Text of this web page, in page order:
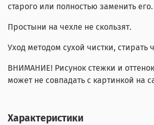
старого или полностью заменить его.
Простыни на чехле не скользят.
Уход методом сухой чистки, стирать
ВНИМАНИЕ! Рисунок стежки и
может не совпадать с картинкой на
Характеристики